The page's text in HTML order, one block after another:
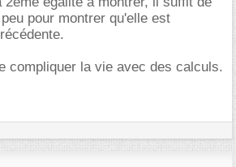
pour montrer qu'elle est
compliquer la vie avec des calculs.